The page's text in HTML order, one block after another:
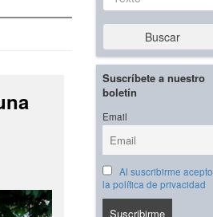
Buscar
Suscríbete a nuestro
boletín
Email
Al suscribirme acepto
la política de privacidad